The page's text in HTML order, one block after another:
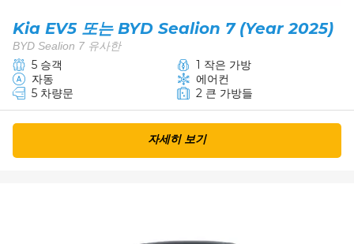
Kia EV5 또는 BYD Sealion 7 (Year 2025)
BYD Sealion 7 유사한
5 승객
1 작은 가방
자동
에어컨
5 차량문
2 큰 가방들
자세히 보기